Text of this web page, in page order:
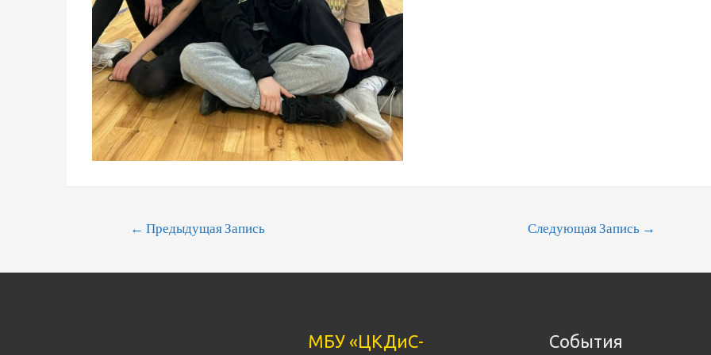
Навигация
По
← Предыдущая Запись Следующая Запись →
МБУ «ЦКДиС- События